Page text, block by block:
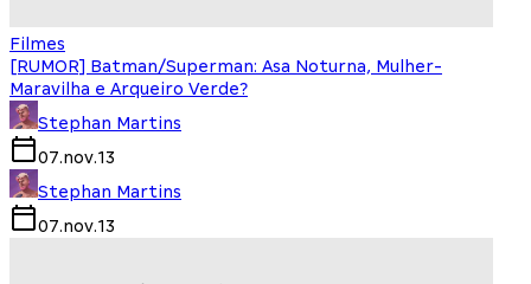
Filmes
[RUMOR] Batman/Superman: Asa Noturna, Mulher-
Maravilha e Arqueiro Verde?
Stephan Martins
07.nov.13
Stephan Martins
07.nov.13